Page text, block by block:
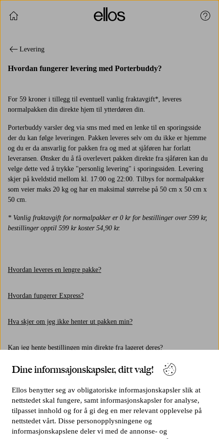
Dine informsajonskapsler, ditt valg!
Ellos benytter seg av obligatoriske informasjonskapsler slik at
nettstedet skal fungere, samt informasjonskapsler for analyse,
tilpasset innhold og for å gi deg en mer relevant opplevelse på
nettstedet vårt. Disse personopplysningene og
informasjonskapslene deler vi med de annonse- og
Fortsett å handle
Levering
Hvordan fungerer levering med Porterbuddy?
For 59 kroner i tillegg til eventuell vanlig fraktavgift*, leveres
normalpakken din direkte hjem til ytterdøren din.
Porterbuddy varsler deg via sms med med en lenke til en sporingsside
der du kan følge leveringen. Pakken leveres selv om du ikke er hjemme
og du er da ansvarlig for pakken fra og med at sjåføren har forlatt
leveransen. Ønsker du å få overlevert pakken direkte fra sjåføren kan du
velge dette ved å trykke "personlig levering" i sporingssiden. Levering
skjer på kveldstid mellom kl. 17:00 og 22:00. Tilbys for normalpakker
som veier maks 20 kg og har en maksimal størrelse på 50 cm x 50 cm x
50 cm.
* Vanlig fraktavgift for normalpakker er 0 kr for bestillinger over 599 kr,
bestillinger opptil 599 kr koster 54,90 kr.
Hvordan leveres en lengre pakke?
Hvordan fungerer Express?
Hva skjer om jeg ikke henter ut pakken min?
Kan jeg hente bestillingen min direkte fra lageret deres?
Hva gjør jeg om varen min er transportskadet?
Hvor lang er leveringstiden?
Hvordan fungerer levering til postkasse eller utleveringssted med
Helthjem?